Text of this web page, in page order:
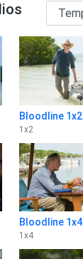
Bloodline 1x2
1 x2
Bloodline 1x4
1 x4